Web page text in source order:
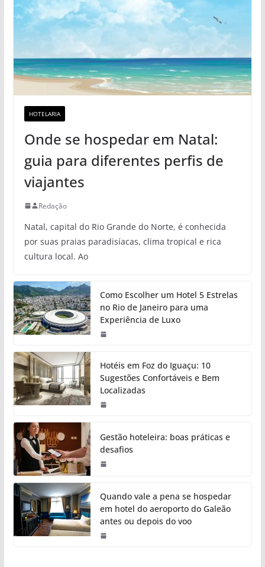
HOTELARIA
Onde se hospedar em Natal:
guia para diferentes perfis de
viajantes
Redação
Natal, capital do Rio Grande do Norte, é conhecida
por suas praias paradisíacas, clima tropical e rica
cultura local. Ao
Como Escolher um Hotel 5 Estrelas
no Rio de Janeiro para uma
Experiência de Luxo
Hotéis em Foz do Iguaçu: 10
Sugestões Confortáveis e Bem
Localizadas
Gestão hoteleira: boas práticas e
desafios
Quando vale a pena se hospedar
em hotel do aeroporto do Galeão
antes ou depois do voo